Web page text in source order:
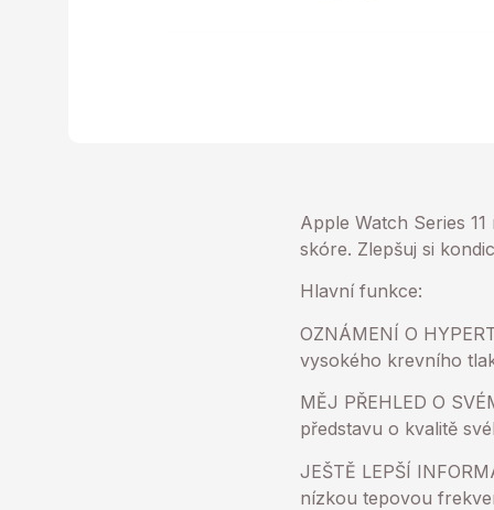
Apple Watch Series
skóre. Zlepšuj si
Hlavní funkce:
OZNÁMENÍ O
vysokého krevního
MĚJ PŘEHLED O
představu o kvalitě
JEŠTĚ LEPŠÍ
nízkou tepovou